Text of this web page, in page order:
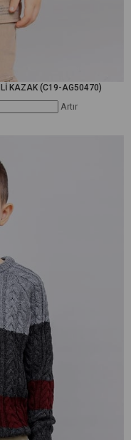
KAZAK (C19-AG50470)
Artır